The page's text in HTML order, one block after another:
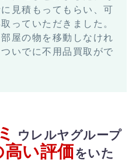
見積もってもらい、可
っていただきました。
屋の物を移動しなけれ
いでに不用品買取がで
ウレルヤグループ
い評価をいた